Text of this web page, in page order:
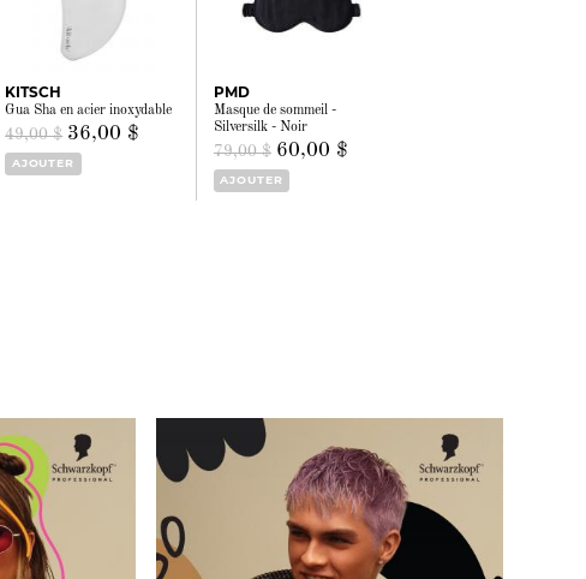
KITSCH
Gua Sha en acier inoxydable
49,00 $ 36,00 $
AJOUTER
PMD
Masque de sommeil -
Silversilk - Noir
79,00 $ 60,00 $
AJOUTER